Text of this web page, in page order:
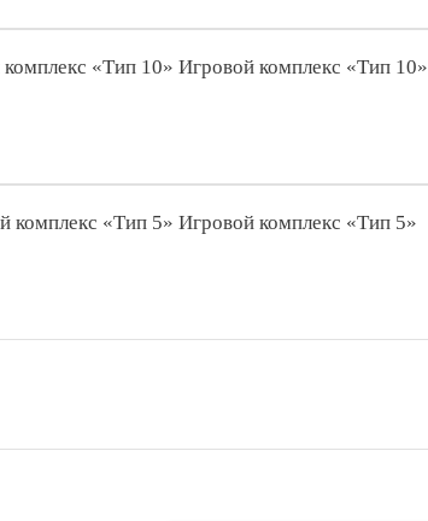
Игровой комплекс «Тип 10»
Игровой комплекс «Тип 5»